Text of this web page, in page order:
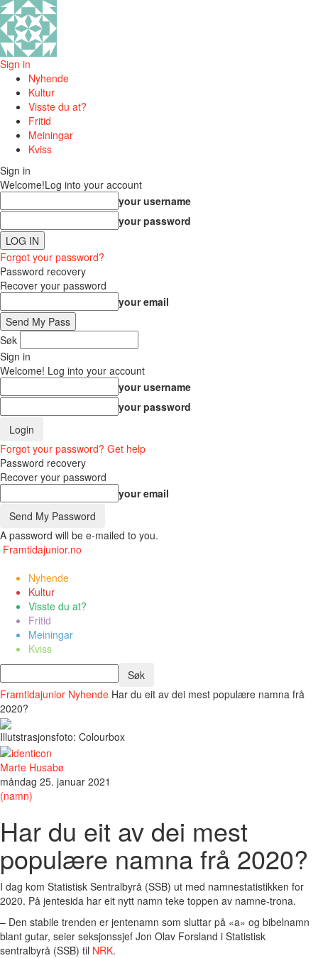
Sign in
Nyhende
Kultur
Visste du at?
Fritid
Meiningar
Kviss
Sign in
Welcome!Log into your account
your username
your password
Forgot your password?
Password recovery
Recover your password
your email
Søk
Sign in
Welcome! Log into your account
your username
your password
Forgot your password? Get help
Password recovery
Recover your password
your email
A password will be e-mailed to you.
Framtidajunior.no
Nyhende
Kultur
Visste du at?
Fritid
Meiningar
Kviss
Framtidajunior Nyhende Har du eit av dei mest populære namna frå
2020?
Illutstrasjonsfoto: Colourbox
Marte Husabø
måndag 25. januar 2021
(namn)
Har du eit av dei mest
populære namna frå 2020?
I dag kom Statistisk Sentralbyrå (SSB) ut med namnestatistikken for
2020. På jentesida har eit nytt namn teke toppen av namne-trona.
– Den stabile trenden er jentenamn som sluttar på «a» og bibelnamn
blant gutar, seier seksjonssjef Jon Olav Forsland i Statistisk
sentralbyrå (SSB) til NRK.